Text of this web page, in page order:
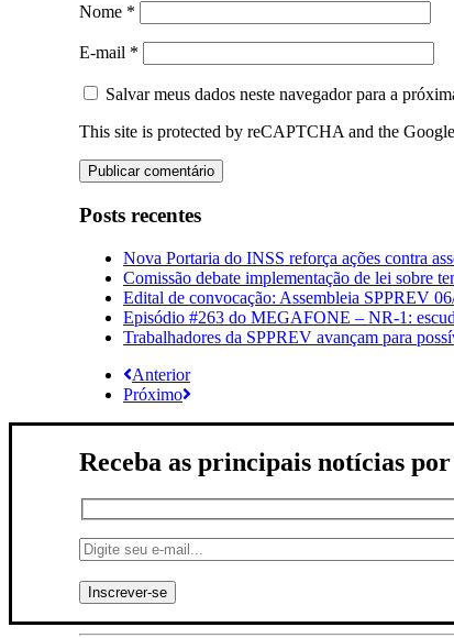
Nome *
E-mail *
Salvar meus dados neste navegador para a
This site is protected by reCAPTCHA and the Google
Posts recentes
Nova Portaria do INSS reforça ações contra
Comissão debate implementação de lei sobre
Edital de convocação: Assembleia SPPREV
Episódio #263 do MEGAFONE – NR-1:
Trabalhadores da SPPREV avançam para
Anterior
Próximo
Receba as principais notícias